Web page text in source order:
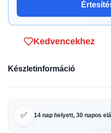
Kedvencekhez
Készletinformáció
✅ 14 nap helyett, 30 napos